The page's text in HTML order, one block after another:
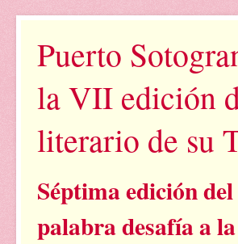
Puerto
la VII edición
literario de su
Séptima edición
palabra desafía a